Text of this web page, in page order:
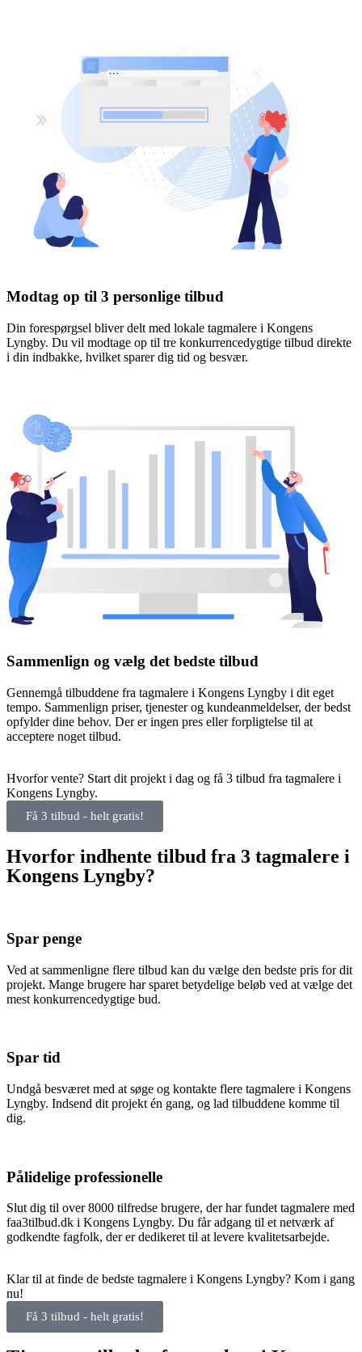
Modtag op til 3 personlige tilbud
Din forespørgsel bliver delt med lokale tagmalere i Kongens
Lyngby. Du vil modtage op til tre konkurrencedygtige tilbud direkte
i din indbakke, hvilket sparer dig tid og besvær.
Sammenlign og vælg det bedste tilbud
Gennemgå tilbuddene fra tagmalere i Kongens Lyngby i dit eget
tempo. Sammenlign priser, tjenester og kundeanmeldelser, der bedst
opfylder dine behov. Der er ingen pres eller forpligtelse til at
acceptere noget tilbud.
Hvorfor vente? Start dit projekt i dag og få 3 tilbud fra tagmalere i
Kongens Lyngby.
Få 3 tilbud - helt gratis!
Hvorfor indhente tilbud fra 3 tagmalere i
Kongens Lyngby?
Spar penge
Ved at sammenligne flere tilbud kan du vælge den bedste pris for dit
projekt. Mange brugere har sparet betydelige beløb ved at vælge det
mest konkurrencedygtige bud.
Spar tid
Undgå besværet med at søge og kontakte flere tagmalere i Kongens
Lyngby. Indsend dit projekt én gang, og lad tilbuddene komme til
dig.
Pålidelige professionelle
Slut dig til over 8000 tilfredse brugere, der har fundet tagmalere med
faa3tilbud.dk i Kongens Lyngby. Du får adgang til et netværk af
godkendte fagfolk, der er dedikeret til at levere kvalitetsarbejde.
Klar til at finde de bedste tagmalere i Kongens Lyngby? Kom i gang
nu!
Få 3 tilbud - helt gratis!